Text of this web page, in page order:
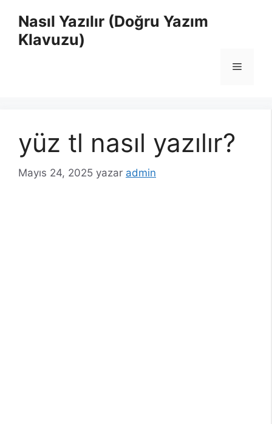
Nasıl Yazılır (Doğru Yazım
Klavuzu)
Menü
yüz tl nasıl yazılır?
Mayıs 24, 2025 yazar admin